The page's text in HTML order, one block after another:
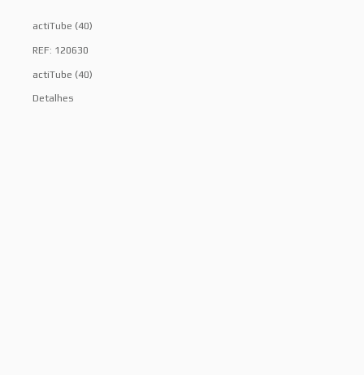
actiTube (40)
REF: 120630
actiTube (40)
Detalhes